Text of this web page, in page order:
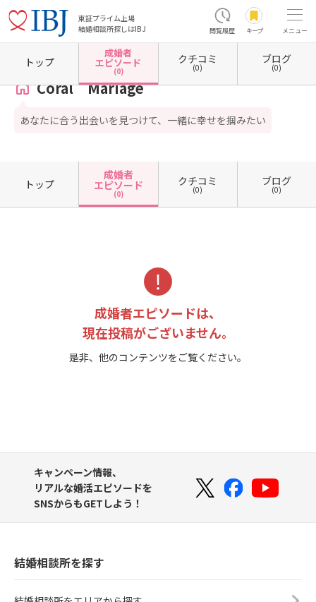
東証プライム上場
結婚相談所探しはIBJ
閲覧履歴 キープ メニュー
ホーム 岐阜県の結婚相談所 岐阜県多治見市 Coral Mariage 成婚者エピソード一覧
Coral Mariage
あなたに合う出会いを見つけて、一緒に幸せを掴みたい
トップ
成婚者
エピソード
(0)
クチコミ
(0)
ブログ
(0)
トップ
成婚者
エピソード
(0)
クチコミ
(0)
ブログ
(0)
成婚者エピソードは、
現在投稿がございません。
是非、他のコンテンツをご覧ください。
キャンペーン情報、
リアルな婚活エピソードを
SNSからもGETしよう！
結婚相談所を探す